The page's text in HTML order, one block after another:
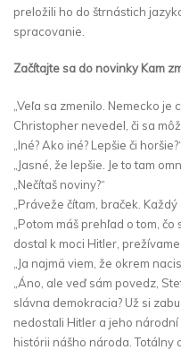
preložili ho do štrnástich
spracovanie.
Začítajte sa do novinky Kam
„Veľa sa zmenilo. Nemecko je
Christopher nevedel, či sa
„Iné? Ako iné? Lepšie či
„Jasné, že lepšie. Je to tam
„Nečítaš noviny?“
„Práveže čítam, braček. Každý
„Potom máš prehľad o tom,
dostal k moci Hitler,
„Ja najmä viem, že okrem
„Áno, ale veď sám povedz,
slávna demokracia? Už si
nedostali Hitler a jeho
histórii nášho národa. Totálny